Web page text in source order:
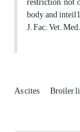
body and
J. Fac. Vet.
As cites Broiler